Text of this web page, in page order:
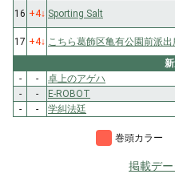
16 +4↓ Sporting Salt
17 +4↓ こちら葛飾区亀有公園前派出
-
- 卓上のアゲハ
-
- E-ROBOT
-
- 学糾法廷
巻頭カラー
掲載デ